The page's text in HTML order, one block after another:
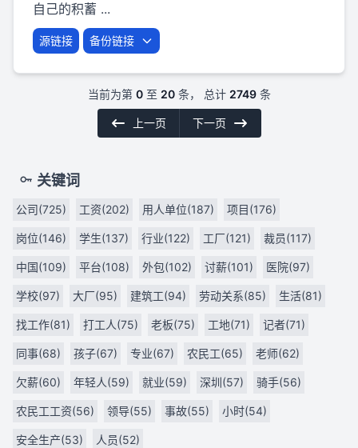
自己的积蓄 ...
源链接 备份链接
当前为第 0至 20条， 总计 2749条
上一页 下一页
关键词
公司(725) 工资(202) 用人单位(187) 项目(176)
岗位(146) 学生(137) 行业(122) 工厂(121) 裁员(117)
中国(109) 平台(108) 外包(102) 讨薪(101) 医院(97)
学校(97) 大厂(95) 建筑工(94) 劳动关系(85) 生活(81)
找工作(81) 打工人(75) 老板(75) 工地(71) 记者(71)
同事(68) 孩子(67) 专业(67) 农民工(65) 老师(62)
欠薪(60) 年轻人(59) 就业(59) 深圳(57) 骑手(56)
农民工工资(56) 领导(55) 事故(55) 小时(54)
安全生产(53) 人员(52)